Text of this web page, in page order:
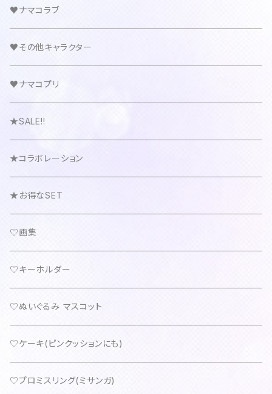
♥ナマコラブ
♥その他キャラクター
♥ナマコプリ
★SALE!!
★コラボレーション
★お得なSET
♡画集
♡キーホルダー
♡ぬいぐるみ マスコット
♡ケーキ(ピンクッションにも)
♡プロミスリング(ミサンガ)